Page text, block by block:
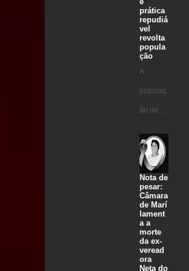
prática
repudiá
vel
revolta
popula
ção
A
populaç
ão de ...
Nota de
pesar:
Câmara
de Marí
lament
a a
morte
da ex-
veread
ora
Neta do